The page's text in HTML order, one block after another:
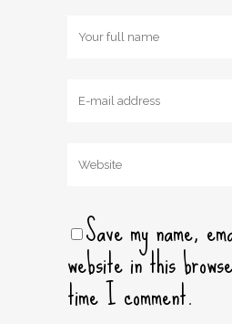
Save my name,
website in this
time I comment.